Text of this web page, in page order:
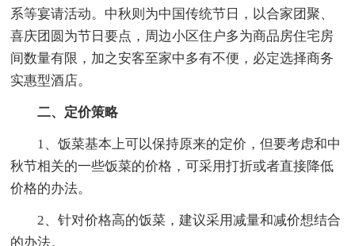
系等宴请活动。中秋则为中国传统节日，以合家团聚、
喜庆团圆为节日要点，周边小区住户多为商品房住宅房
间数量有限，加之安客至家中多有不便，必定选择商务
实惠型酒店。
二、定价策略
1、饭菜基本上可以保持原来的定价，但要考虑和中
秋节相关的一些饭菜的价格，可采用打折或者直接降低
价格的办法。
2、针对价格高的饭菜，建议采用减量和减价想结合
的办法。